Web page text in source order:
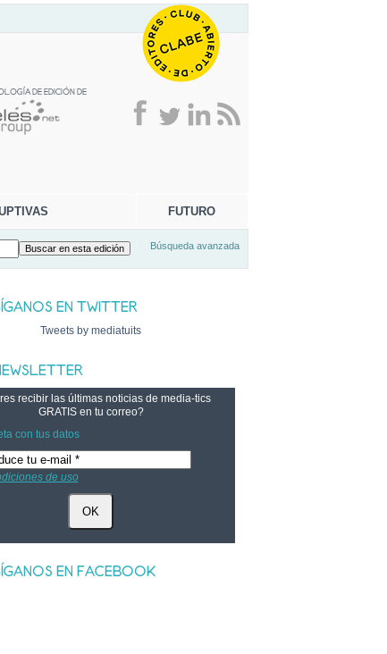
FUTURO
Búsqueda avanzada
Tweets by mediatuits
recibir las últimas noticias de media-tics
GRATISen tu correo?
con tus datos
de uso